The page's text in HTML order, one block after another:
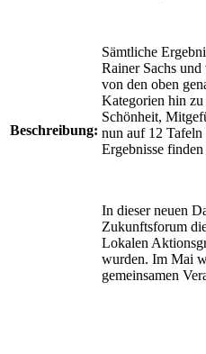
Beschreibung:
Sämtliche
Rainer Sachs
von den oben
Kategorien hin
Schönheit,
nun auf 12
Ergebnisse
In dieser neuen
Zukunftsforum
Lokalen
wurden. Im Mai
gemeinsamen